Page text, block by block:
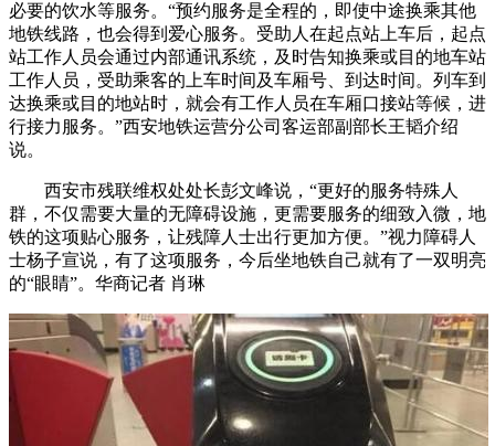
必要的饮水等服务。“预约服务是全程的，即使中途换乘其他
地铁线路，也会得到爱心服务。受助人在起点站上车后，起点
站工作人员会通过内部通讯系统，及时告知换乘或目的地车站
工作人员，受助乘客的上车时间及车厢号、到达时间。列车到
达换乘或目的地站时，就会有工作人员在车厢口接站等候，进
行接力服务。”西安地铁运营分公司客运部副部长王韬介绍
说。
西安市残联维权处处长彭文峰说，“更好的服务特殊人
群，不仅需要大量的无障碍设施，更需要服务的细致入微，地
铁的这项贴心服务，让残障人士出行更加方便。”视力障碍人
士杨子宣说，有了这项服务，今后坐地铁自己就有了一双明亮
的“眼睛”。华商记者 肖琳